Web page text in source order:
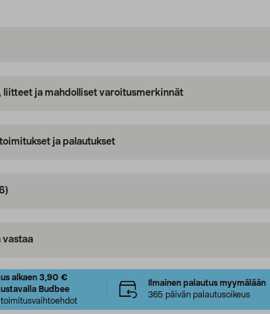
liitteet ja mahdolliset varoitusmerkinnät
ja palautukset
vastaa
alkaen 3,90 €
Budbee
toimitusvaihtoehdot
Ilmainen palautus myymälään
365 päivän palautusoikeus